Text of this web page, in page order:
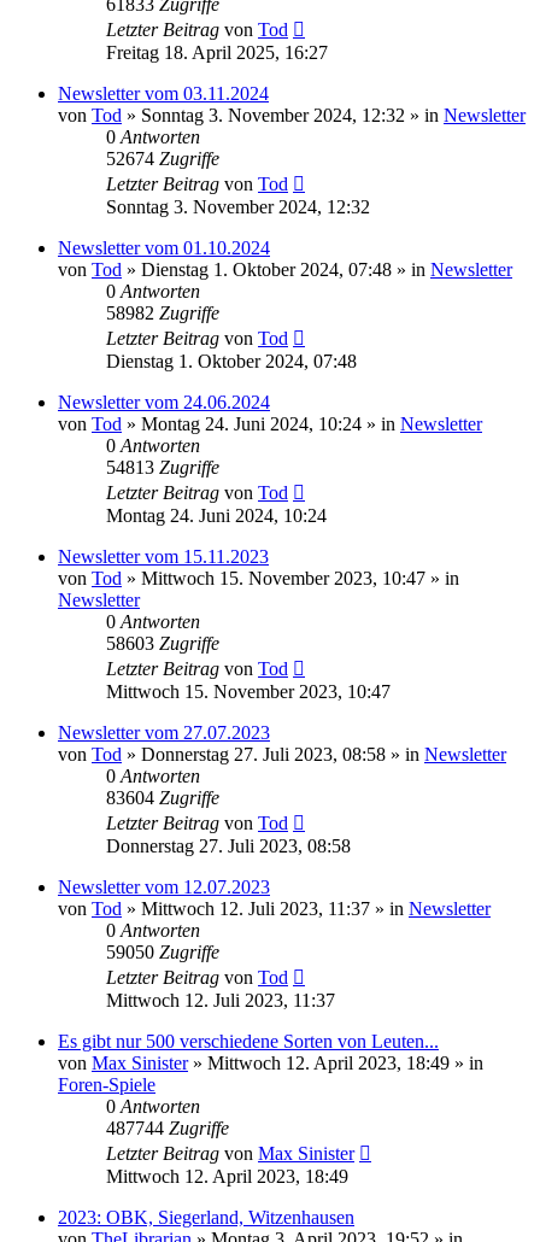
Letzter Beitrag von Tod
Freitag 18. April 2025, 16:27
Newsletter vom 03.11.2024
von Tod » Sonntag 3. November 2024, 12:32 » in Newsletter
0 Antworten
52674 Zugriffe
Letzter Beitrag von Tod
Sonntag 3. November 2024, 12:32
Newsletter vom 01.10.2024
von Tod » Dienstag 1. Oktober 2024, 07:48 » in Newsletter
0 Antworten
58982 Zugriffe
Letzter Beitrag von Tod
Dienstag 1. Oktober 2024, 07:48
Newsletter vom 24.06.2024
von Tod » Montag 24. Juni 2024, 10:24 » in Newsletter
0 Antworten
54813 Zugriffe
Letzter Beitrag von Tod
Montag 24. Juni 2024, 10:24
Newsletter vom 15.11.2023
von Tod » Mittwoch 15. November 2023, 10:47 » in
Newsletter
0 Antworten
58603 Zugriffe
Letzter Beitrag von Tod
Mittwoch 15. November 2023, 10:47
Newsletter vom 27.07.2023
von Tod » Donnerstag 27. Juli 2023, 08:58 » in Newsletter
0 Antworten
83604 Zugriffe
Letzter Beitrag von Tod
Donnerstag 27. Juli 2023, 08:58
Newsletter vom 12.07.2023
von Tod » Mittwoch 12. Juli 2023, 11:37 » in Newsletter
0 Antworten
59050 Zugriffe
Letzter Beitrag von Tod
Mittwoch 12. Juli 2023, 11:37
Es gibt nur 500 verschiedene Sorten von Leuten...
von Max Sinister» Mittwoch 12. April 2023, 18:49 » in
Foren-Spiele
0 Antworten
487744 Zugriffe
Letzter Beitrag von Max Sinister
Mittwoch 12. April 2023, 18:49
2023: OBK, Siegerland, Witzenhausen